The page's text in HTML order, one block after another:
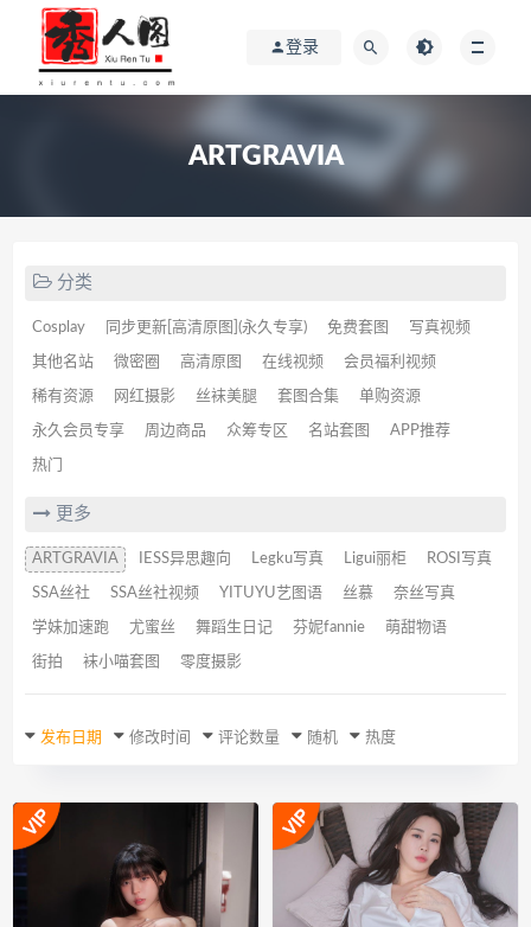
登录
ARTGRAVIA
分类
Cosplay 同步更新[高清原图](永久专享) 免费套图 写真视频
其他名站 微密圈 高清原图 在线视频 会员福利视频
稀有资源 网红摄影 丝袜美腿 套图合集 单购资源
永久会员专享 周边商品 众筹专区 名站套图 APP推荐
热门
更多
ARTGRAVIA IESS异思趣向 Legku写真 Ligui丽柜 ROSI写真
SSA丝社 SSA丝社视频 YITUYU艺图语 丝慕 奈丝写真
学妹加速跑 尤蜜丝 舞蹈生日记 芬妮fannie 萌甜物语
街拍 袜小喵套图 零度摄影
发布日期 修改时间 评论数量 随机 热度